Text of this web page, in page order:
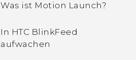
Wie zeige ich die Liste der
Warum sind
Was ist Motion Launch?
In HTC BlinkFeed
aufwachen